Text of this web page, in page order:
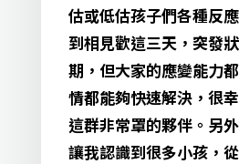
估或低估孩子們各種反
到相見歡這三天，突發
期，但大家的應變能力
情都能夠快速解決，很
這群非常罩的夥伴。另
讓我認識到很多小孩，